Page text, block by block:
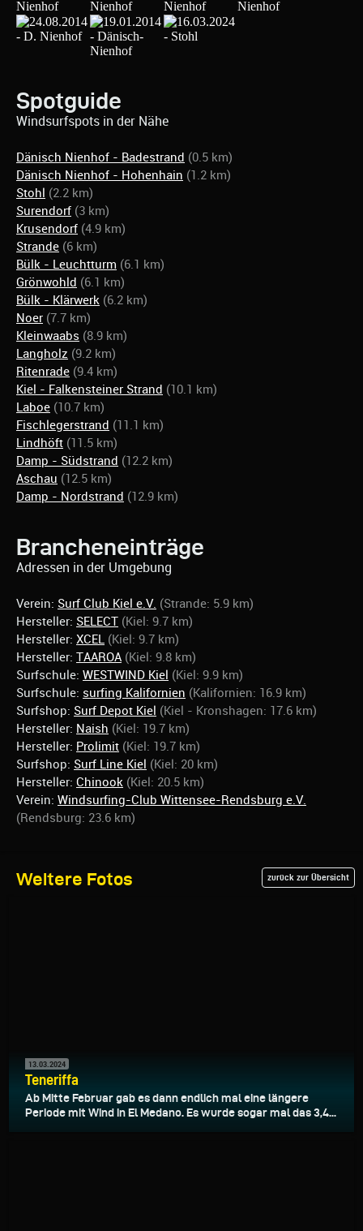
Spotguide
Windsurfspots in der Nähe
Dänisch Nienhof - Badestrand (0.5 km)
Dänisch Nienhof - Hohenhain (1.2 km)
Stohl (2.2 km)
Surendorf (3 km)
Krusendorf (4.9 km)
Strande (6 km)
Bülk - Leuchtturm (6.1 km)
Grönwohld (6.1 km)
Bülk - Klärwerk (6.2 km)
Noer (7.7 km)
Kleinwaabs (8.9 km)
Langholz (9.2 km)
Ritenrade (9.4 km)
Kiel - Falkensteiner Strand (10.1 km)
Laboe (10.7 km)
Fischlegerstrand (11.1 km)
Lindhöft (11.5 km)
Damp - Südstrand (12.2 km)
Aschau (12.5 km)
Damp - Nordstrand (12.9 km)
Brancheneinträge
Adressen in der Umgebung
Verein: Surf Club Kiel e.V. (Strande: 5.9 km)
Hersteller: SELECT (Kiel: 9.7 km)
Hersteller: XCEL (Kiel: 9.7 km)
Hersteller: TAAROA (Kiel: 9.8 km)
Surfschule: WESTWIND Kiel (Kiel: 9.9 km)
Surfschule: surfing Kalifornien (Kalifornien: 16.9 km)
Surfshop: Surf Depot Kiel (Kiel - Kronshagen: 17.6 km)
Hersteller: Naish (Kiel: 19.7 km)
Hersteller: Prolimit (Kiel: 19.7 km)
Surfshop: Surf Line Kiel (Kiel: 20 km)
Hersteller: Chinook (Kiel: 20.5 km)
Verein: Windsurfing-Club Wittensee-Rendsburg e.V.
(Rendsburg: 23.6 km)
Weitere Fotos zurück zur Übersicht
13.03.2024
Teneriffa
Ab Mitte Februar gab es dann endlich mal eine längere
Periode mit Wind in El Medano. Es wurde sogar mal das 3,4...